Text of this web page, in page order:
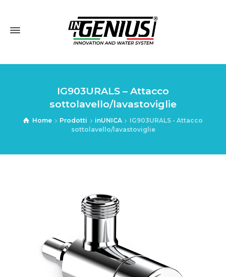
IG903URALS – Attacco
sottolavello/lavastoviglie
Home Prodotti inUNICA
IG903URALS - Attacco
sottolavello/lavastoviglie